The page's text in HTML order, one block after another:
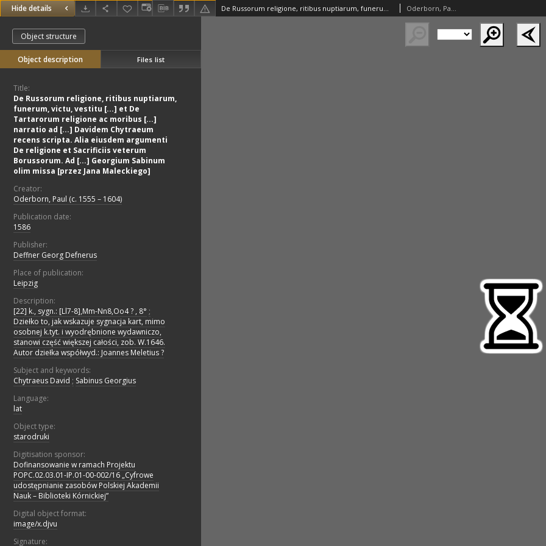
Hide details De Russorum religione, ritibus nuptiarum, funerum, victu, vestitu [...] et De Tartarorum religione ac moribus [...] narratio ad [...] Davidem Chytraeum recens scripta. Alia eiusdem argumenti De religione et Sacrificiis veterum Borussorum. Ad [...] Georgium Sabinum olim missa [przez Jana Maleckiego] Oderborn, Paul (c. 1555 – 1604)
Object structure
Object description Files list
Title:
De Russorum religione, ritibus nuptiarum,
funerum, victu, vestitu [...] et De
Tartarorum religione ac moribus [...]
narratio ad [...] Davidem Chytraeum
recens scripta. Alia eiusdem argumenti
De religione et Sacrificiis veterum
Borussorum. Ad [...] Georgium Sabinum
olim missa [przez Jana Maleckiego]
Creator:
Oderborn, Paul (c. 1555 – 1604)
Publication date:
1586
Publisher:
Deffner Georg Defnerus
Place of publication:
Leipzig
Description:
[22] k., sygn.: [Ll7-8],Mm-Nn8,Oo4 ? , 8° ;
Dziełko to, jak wskazuje sygnacja kart, mimo
osobnej k.tyt. i wyodrębnione wydawniczo,
stanowi część większej całości, zob. W.1646.
Autor dziełka współwyd.: Joannes Meletius ?
Subject and keywords:
Chytraeus David ; Sabinus Georgius
Language:
lat
Object type:
starodruki
Digitisation sponsor:
Dofinansowanie w ramach Projektu
POPC.02.03.01-IP.01-00-002/16 „Cyfrowe
udostępnianie zasobów Polskiej Akademii
Nauk – Biblioteki Kórnickiej”
Digital object format:
image/x.djvu
Signature: